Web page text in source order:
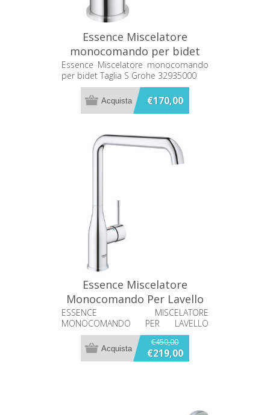
Essence Miscelatore
monocomando per bidet
Taglia S Grohe 32935000
Essence Miscelatore monocomando
per bidet Taglia S Grohe 32935000
€170,00
Essence Miscelatore
Monocomando Per Lavello
Grohe 30505000
ESSENCE MISCELATORE
MONOCOMANDO PER LAVELLO
GROHE 30505000
€450,00
€219,00